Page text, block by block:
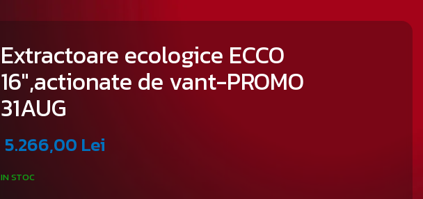
Extractoare ecologice ECCO
16",actionate de vant-PROMO
31AUG
5.266,00 Lei
IN STOC